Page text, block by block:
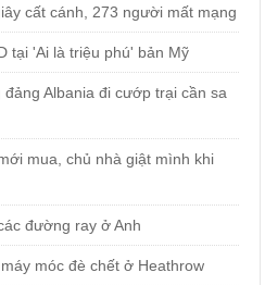
cất cánh, 273 người mất mạng
tại 'Ai là triệu phú' bản Mỹ
Albania đi cướp trại cần sa
mua, chủ nhà giật mình khi
đường ray ở Anh
móc đè chết ở Heathrow